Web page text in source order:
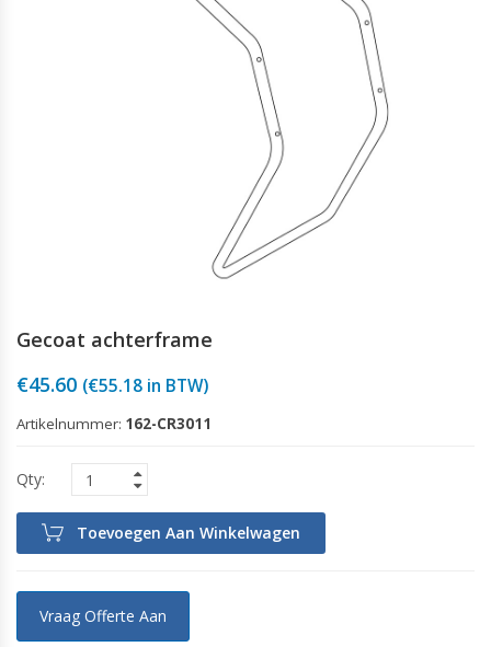
Gecoat achterframe
€45.60 (€55.18 in BTW)
Artikelnummer: 162-CR3011
Toevoegen Aan Winkelwagen
Vraag Offerte Aan